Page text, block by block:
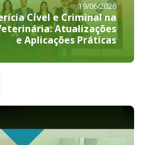
19/06/2026
Cível e Criminal na
Atualizações
e Aplicações Práticas